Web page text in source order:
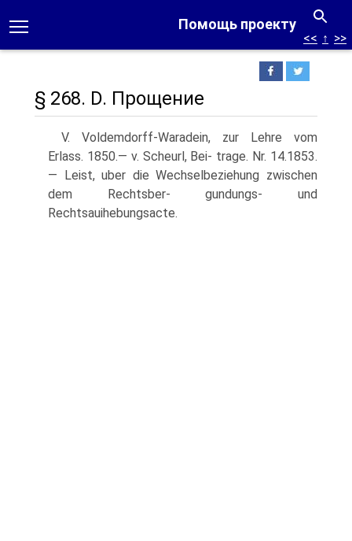
Помощь проекту
<< ↑ >>
§ 268. D. Прощение
V. Voldemdorff-Waradein, zur Lehre vom
Erlass. 1850.— v. Scheurl, Bei- trage. Nr. 14.1853.
— Leist, uber die Wechselbeziehung zwischen
dem Rechtsber- gundungs- und
Rechtsauihebungsacte.